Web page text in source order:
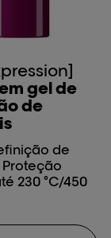
gel de
de
de
230 °C/450